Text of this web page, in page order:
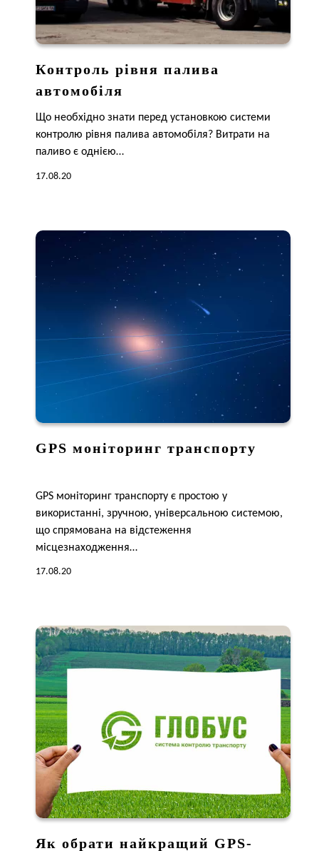
Контроль рівня палива
автомобіля
Що необхідно знати перед установкою системи
контролю рівня палива автомобіля? Витрати на
паливо є однією…
17.08.20
GPS моніторинг транспорту
GPS моніторинг транспорту є простою у
використанні, зручною, універсальною системою,
що спрямована на відстеження
місцезнаходження…
17.08.20
Як обрати найкращий GPS-